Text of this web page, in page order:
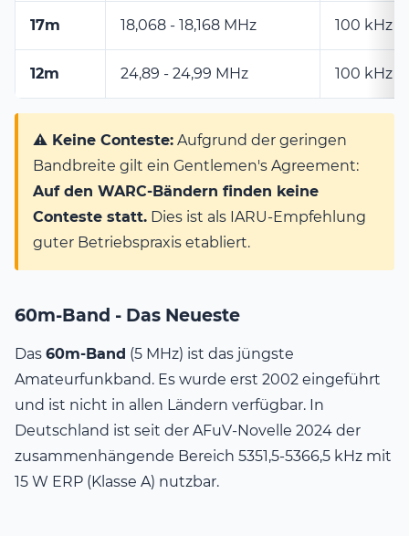
17m 18,068 - 18,168 MHz 100 kHz
12m 24,89 - 24,99 MHz 100 kHz
⚠️ Keine Conteste: Aufgrund der geringen
Bandbreite gilt ein Gentlemen's Agreement:
Auf den WARC-Bändern finden keine
Conteste statt. Dies ist als IARU-Empfehlung
guter Betriebspraxis etabliert.
60m-Band - Das Neueste
Das 60m-Band (5 MHz) ist das jüngste
Amateurfunkband. Es wurde erst 2002 eingeführt
und ist nicht in allen Ländern verfügbar. In
Deutschland ist seit der AFuV-Novelle 2024 der
zusammenhängende Bereich 5351,5-5366,5 kHz mit
15 W ERP (Klasse A) nutzbar.